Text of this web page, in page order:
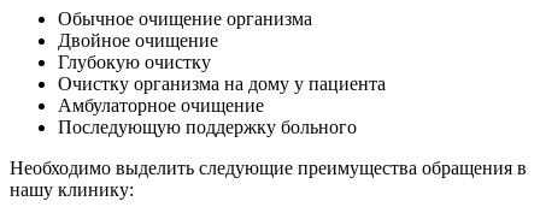
Обычное очищение организма
Двойное очищение
Глубокую очистку
Очистку организма на дому у пациента
Амбулаторное очищение
Последующую поддержку больного
Необходимо выделить следующие преимущества обращения в
нашу клинику: